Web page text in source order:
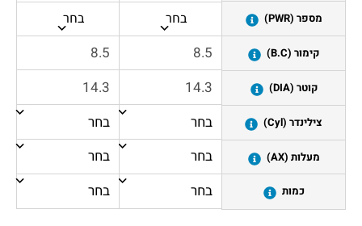
מספר (PWR)
קימור (B.C)
קוטר (DIA)
צילינדר (Cyl)
מעלות (AX)
כמות
בחר
בחר